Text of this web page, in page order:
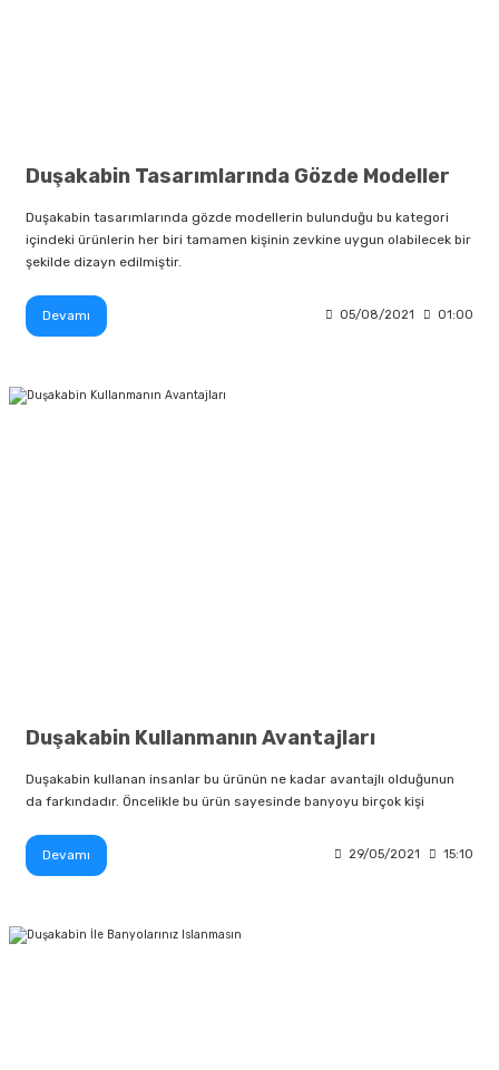
Duşakabin Tasarımlarında Gözde Modeller
Duşakabin tasarımlarında gözde modellerin bulunduğu bu kategori
içindeki ürünlerin her biri tamamen kişinin zevkine uygun olabilecek bir
şekilde dizayn edilmiştir.
Devamı 05/08/2021 01:00
Duşakabin Kullanmanın Avantajları
Duşakabin kullanan insanlar bu ürünün ne kadar avantajlı olduğunun
da farkındadır. Öncelikle bu ürün sayesinde banyoyu birçok kişi
Devamı 29/05/2021 15:10